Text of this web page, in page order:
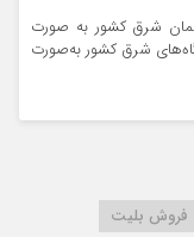
شرق کشور به صورت
شرق کشور به‌صورت
فروش بلیت